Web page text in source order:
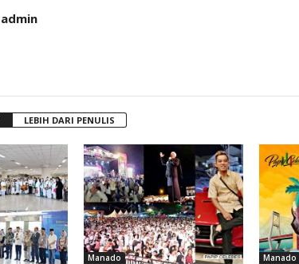
admin
LEBIH DARI PENULIS
Manado Manado